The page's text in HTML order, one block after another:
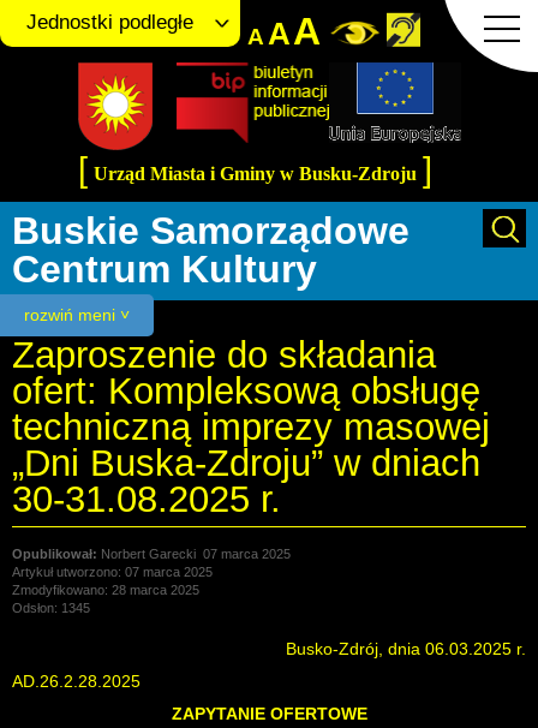
AAA
Jednostki podległe
[ Urząd Miasta i Gminy w Busku-Zdroju ]
rozwiń meni ˅
Buskie Samorządowe
Centrum Kultury
Zaproszenie do składania
ofert: Kompleksową obsługę
techniczną imprezy masowej
„Dni Buska-Zdroju” w dniach
30-31.08.2025 r.
Norbert Garecki 07 marca 2025
Artykuł utworzono: 07 marca 2025
Zmodyfikowano: 28 marca 2025
Odsłon: 1345
Busko-Zdrój, dnia 06.03.2025 r.
AD.26.2.28.2025
ZAPYTANIE OFERTOWE